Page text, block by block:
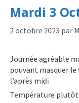
Mardi 3
2 octobre 2023 par
Journée agréable
pouvant masquer
l’après midi
Température